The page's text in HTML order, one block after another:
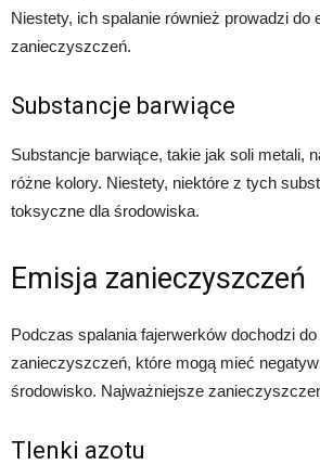
Niestety, ich spalanie również prowadzi do
zanieczyszczeń.
Substancje barwiące
Substancje barwiące, takie jak soli metali,
różne kolory. Niestety, niektóre z tych
toksyczne dla środowiska.
Emisja zanieczyszczeń
Podczas spalania fajerwerków dochodzi
zanieczyszczeń, które mogą mieć
środowisko. Najważniejsze
Tlenki azotu